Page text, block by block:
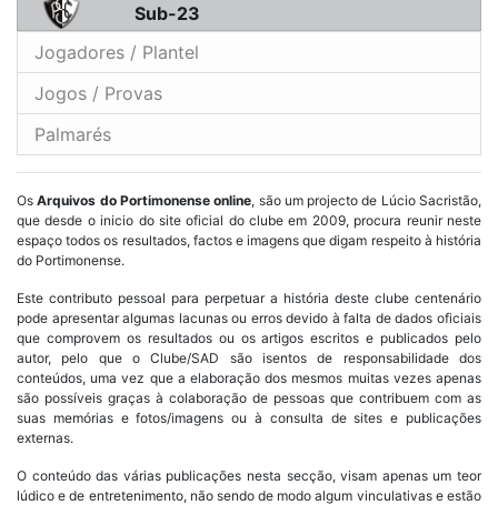
Sub-23
Jogadores / Plantel
Jogos / Provas
Palmarés
OsArquivos do Portimonense online, são um projecto de Lúcio Sacristão,
que desde o inicio do site oficial do clube em 2009, procura reunir neste
espaço todos os resultados, factos e imagens que digam respeito à história
do Portimonense.
Este contributo pessoal para perpetuar a história deste clube centenário
pode apresentar algumas lacunas ou erros devido à falta de dados oficiais
que comprovem os resultados ou os artigos escritos e publicados pelo
autor, pelo que o Clube/SAD são isentos de responsabilidade dos
conteúdos, uma vez que a elaboração dos mesmos muitas vezes apenas
são possíveis graças à colaboração de pessoas que contribuem com as
suas memórias e fotos/imagens ou à consulta de sites e publicações
externas.
O conteúdo das várias publicações nesta secção, visam apenas um teor
lúdico e de entretenimento, não sendo de modo algum vinculativas e estão